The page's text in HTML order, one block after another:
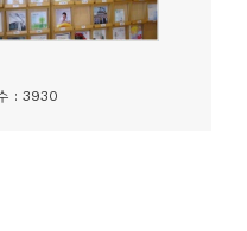
: 3930